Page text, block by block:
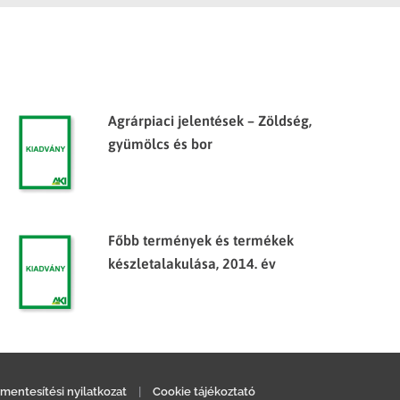
Agrárpiaci jelentések – Zöldség,
gyümölcs és bor
Főbb termények és termékek
készletalakulása, 2014. év
nyilatkozat Cookie tájékoztató